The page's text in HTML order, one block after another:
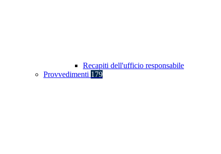
Recapiti dell'ufficio responsabile
Provvedimenti 179